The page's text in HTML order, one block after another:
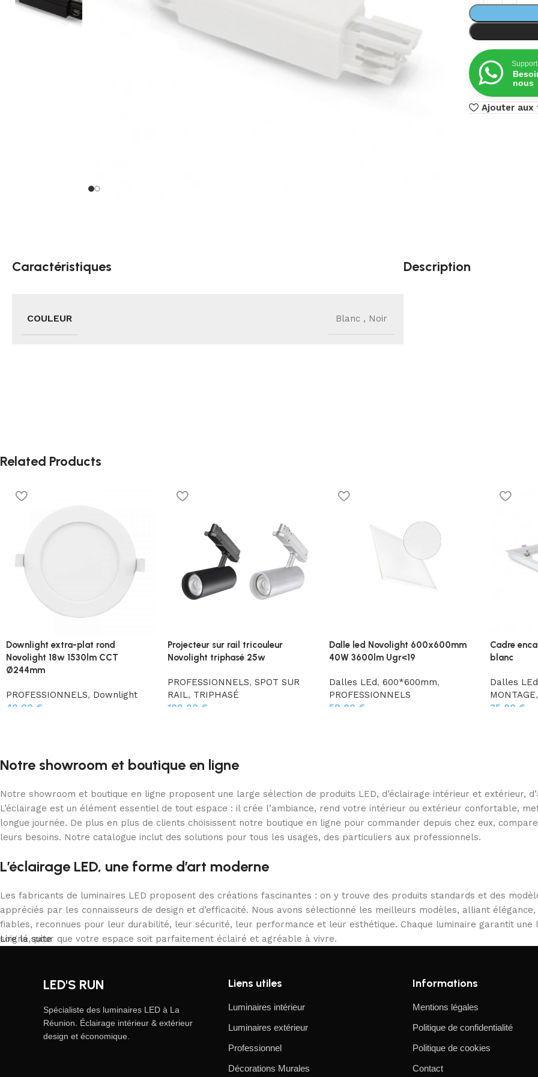
Support
nous
Ajouter aux
Caractéristiques
COULEUR Blanc , Noir
Description
Related Products
Downlight extra-plat rond
Novolight 18w 1530lm CCT
Ø244mm
PROFESSIONNELS, Downlight
40,00 €
Projecteur sur rail tricouleur
Novolight triphasé 25w
PROFESSIONNELS, SPOT SUR
RAIL, TRIPHASÉ
109,00 €
Dalle led Novolight 600x600mm
40W 3600lm Ugr<19
Dalles LEd, 600*600mm,
PROFESSIONNELS
59,00 €
Cadre
blanc
Dalles LEd
MONTAGE
35,00 €
Notre showroom et boutique en ligne
Notre showroom et boutique en ligne proposent une large sélection de produits LED, d’éclairage intérieur et extérieur,
L’éclairage est un élément essentiel de tout espace : il crée l’ambiance, rend votre intérieur ou extérieur confortable,
longue journée. De plus en plus de clients choisissent notre boutique en ligne pour commander depuis chez eux,
leurs besoins. Notre catalogue inclut des solutions pour tous les usages, des particuliers aux professionnels.
L’éclairage LED, une forme d’art moderne
Les fabricants de luminaires LED proposent des créations fascinantes : on y trouve des produits standards et des
appréciés par les connaisseurs de design et d’efficacité. Nous avons sélectionné les meilleurs modèles, alliant
fiables, reconnues pour leur durabilité, leur sécurité, leur performance et leur esthétique. Chaque luminaire garantit une
soigné, pour que votre espace soit parfaitement éclairé et agréable à vivre.
Lire la suite
LED'S RUN
Spécialiste des luminaires LED à La
Réunion. Éclairage intérieur & extérieur
design et économique.
Liens utiles
Luminaires intérieur
Luminaires extérieur
Professionnel
Décorations Murales
Informations
Mentions légales
Politique de confidentialité
Politique de cookies
Contact